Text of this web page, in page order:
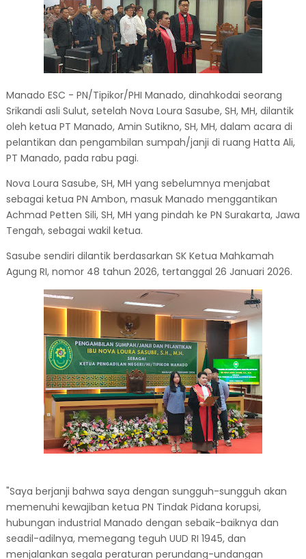
Manado ESC - PN/Tipikor/PHI Manado, dinahkodai seorang
Srikandi asli Sulut, setelah Nova Loura Sasube, SH, MH, dilantik
oleh ketua PT Manado, Amin Sutikno, SH, MH, dalam acara di
pelantikan dan pengambilan sumpah/janji di ruang Hatta Ali,
PT Manado, pada rabu pagi.
Nova Loura Sasube, SH, MH yang sebelumnya menjabat
sebagai ketua PN Ambon, masuk Manado menggantikan
Achmad Petten Sili, SH, MH yang pindah ke PN Surakarta, Jawa
Tengah, sebagai wakil ketua.
Sasube sendiri dilantik berdasarkan SK Ketua Mahkamah
Agung RI, nomor 48 tahun 2026, tertanggal 26 Januari 2026.
"Saya berjanji bahwa saya dengan sungguh-sungguh akan
memenuhi kewajiban ketua PN Tindak Pidana korupsi,
hubungan industrial Manado dengan sebaik-baiknya dan
seadil-adilnya, memegang teguh UUD RI 1945, dan
menjalankan segala peraturan perundang-undangan